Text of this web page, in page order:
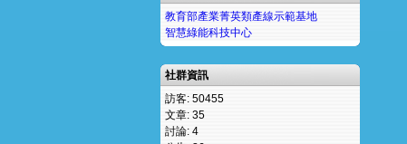
教育部產業菁英類產線示範基地
智慧綠能科技中心
社群資訊
訪客: 50455
文章: 35
討論: 4